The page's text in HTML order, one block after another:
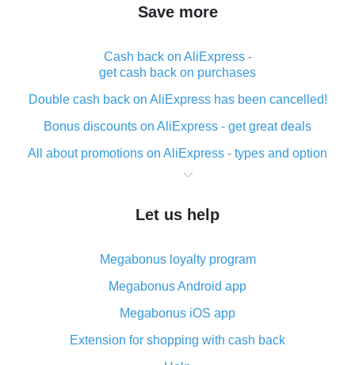
Save more
Cash back on AliExpress -
get cash back on purchases
Double cash back on AliExpress has been cancelled!
Bonus discounts on AliExpress - get great deals
All about promotions on AliExpress - types and option
What is cash back when making purchases on
The best place to download cash back for AliExpress
What is the AliExpress cash back plugin and what are
its advantages
Cash back from the AliExpress mobile app -
advantages of the plugin
Double cash back on AliExpress has been cancelled!
Let us help
Megabonus loyalty program
Megabonus Android app
Megabonus iOS app
Extension for shopping with cash back